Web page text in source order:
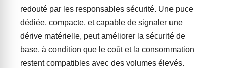
redouté par les responsables sécurité. Une puce
dédiée, compacte, et capable de signaler une
dérive matérielle, peut améliorer la sécurité de
base, à condition que le coût et la consommation
restent compatibles avec des volumes élevés.